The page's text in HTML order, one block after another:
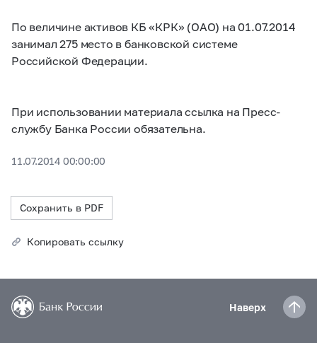
По величине активов КБ «КРК» (ОАО) на 01.07.2014
занимал 275 место в банковской системе
Российской Федерации.
При использовании материала ссылка на Пресс-
службу Банка России обязательна.
11.07.2014 00:00:00
Сохранить в PDF
Копировать ссылку
Наверх